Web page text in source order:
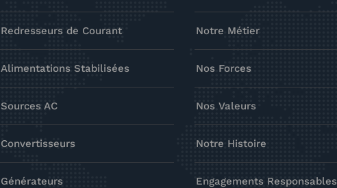
Redresseurs de Courant
Alimentations Stabilisées
Sources AC
Convertisseurs
Générateurs
Notre Métier
Nos Forces
Nos Valeurs
Notre Histoire
Engagements Responsables